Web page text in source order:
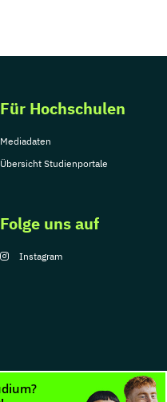
Für Hochschulen
Mediadaten
Übersicht Studienportale
Folge uns auf
Instagram